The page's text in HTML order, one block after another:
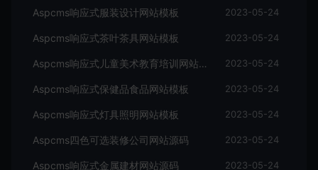
Aspcms响应式服装设计网站模板 2023-05-24
Aspcms响应式茶叶茶具网站模板 2023-05-24
Aspcms响应式儿童美术教育培训网站模板 2023-05-24
Aspcms响应式保健品食品网站模板 2023-05-24
Aspcms响应式灯具照明网站模板 2023-05-24
Aspcms四色可选装修公司网站源码 2023-05-24
Aspcms响应式金属建材网站源码 2023-05-24